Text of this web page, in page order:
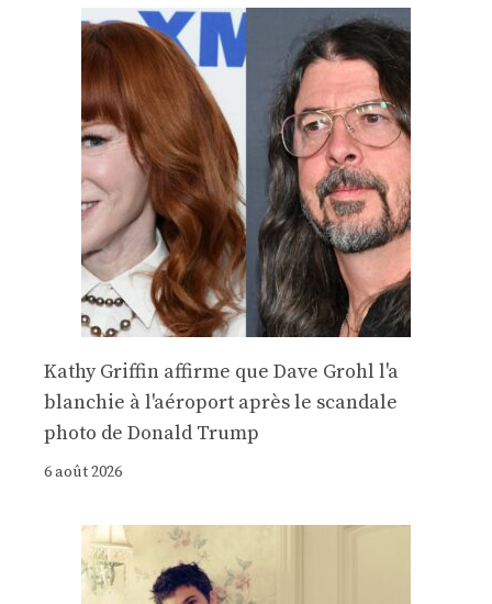
Kathy Griffin affirme que Dave Grohl l'a
blanchie à l'aéroport après le scandale
photo de Donald Trump
6 août 2026